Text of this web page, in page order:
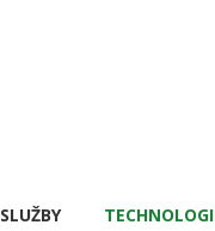
SLUŽBY